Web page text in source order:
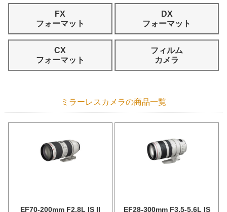
FX
フォーマット
DX
フォーマット
CX
フォーマット
フィルム
カメラ
ミラーレスカメラの商品一覧
EF70-200mm F2.8L IS II EF28-300mm F3.5-5.6L IS